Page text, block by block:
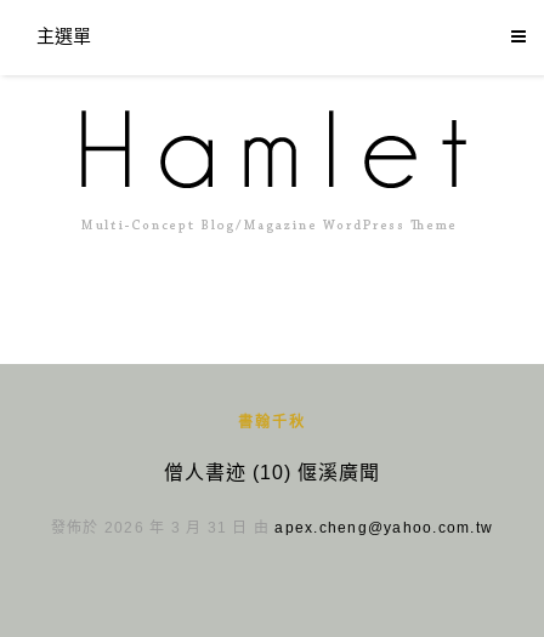
主選單
書翰千秋
僧人書迹 (10) 偃溪廣聞
發佈於 2026 年 3 月 31 日 由apex.cheng@yahoo.com.tw